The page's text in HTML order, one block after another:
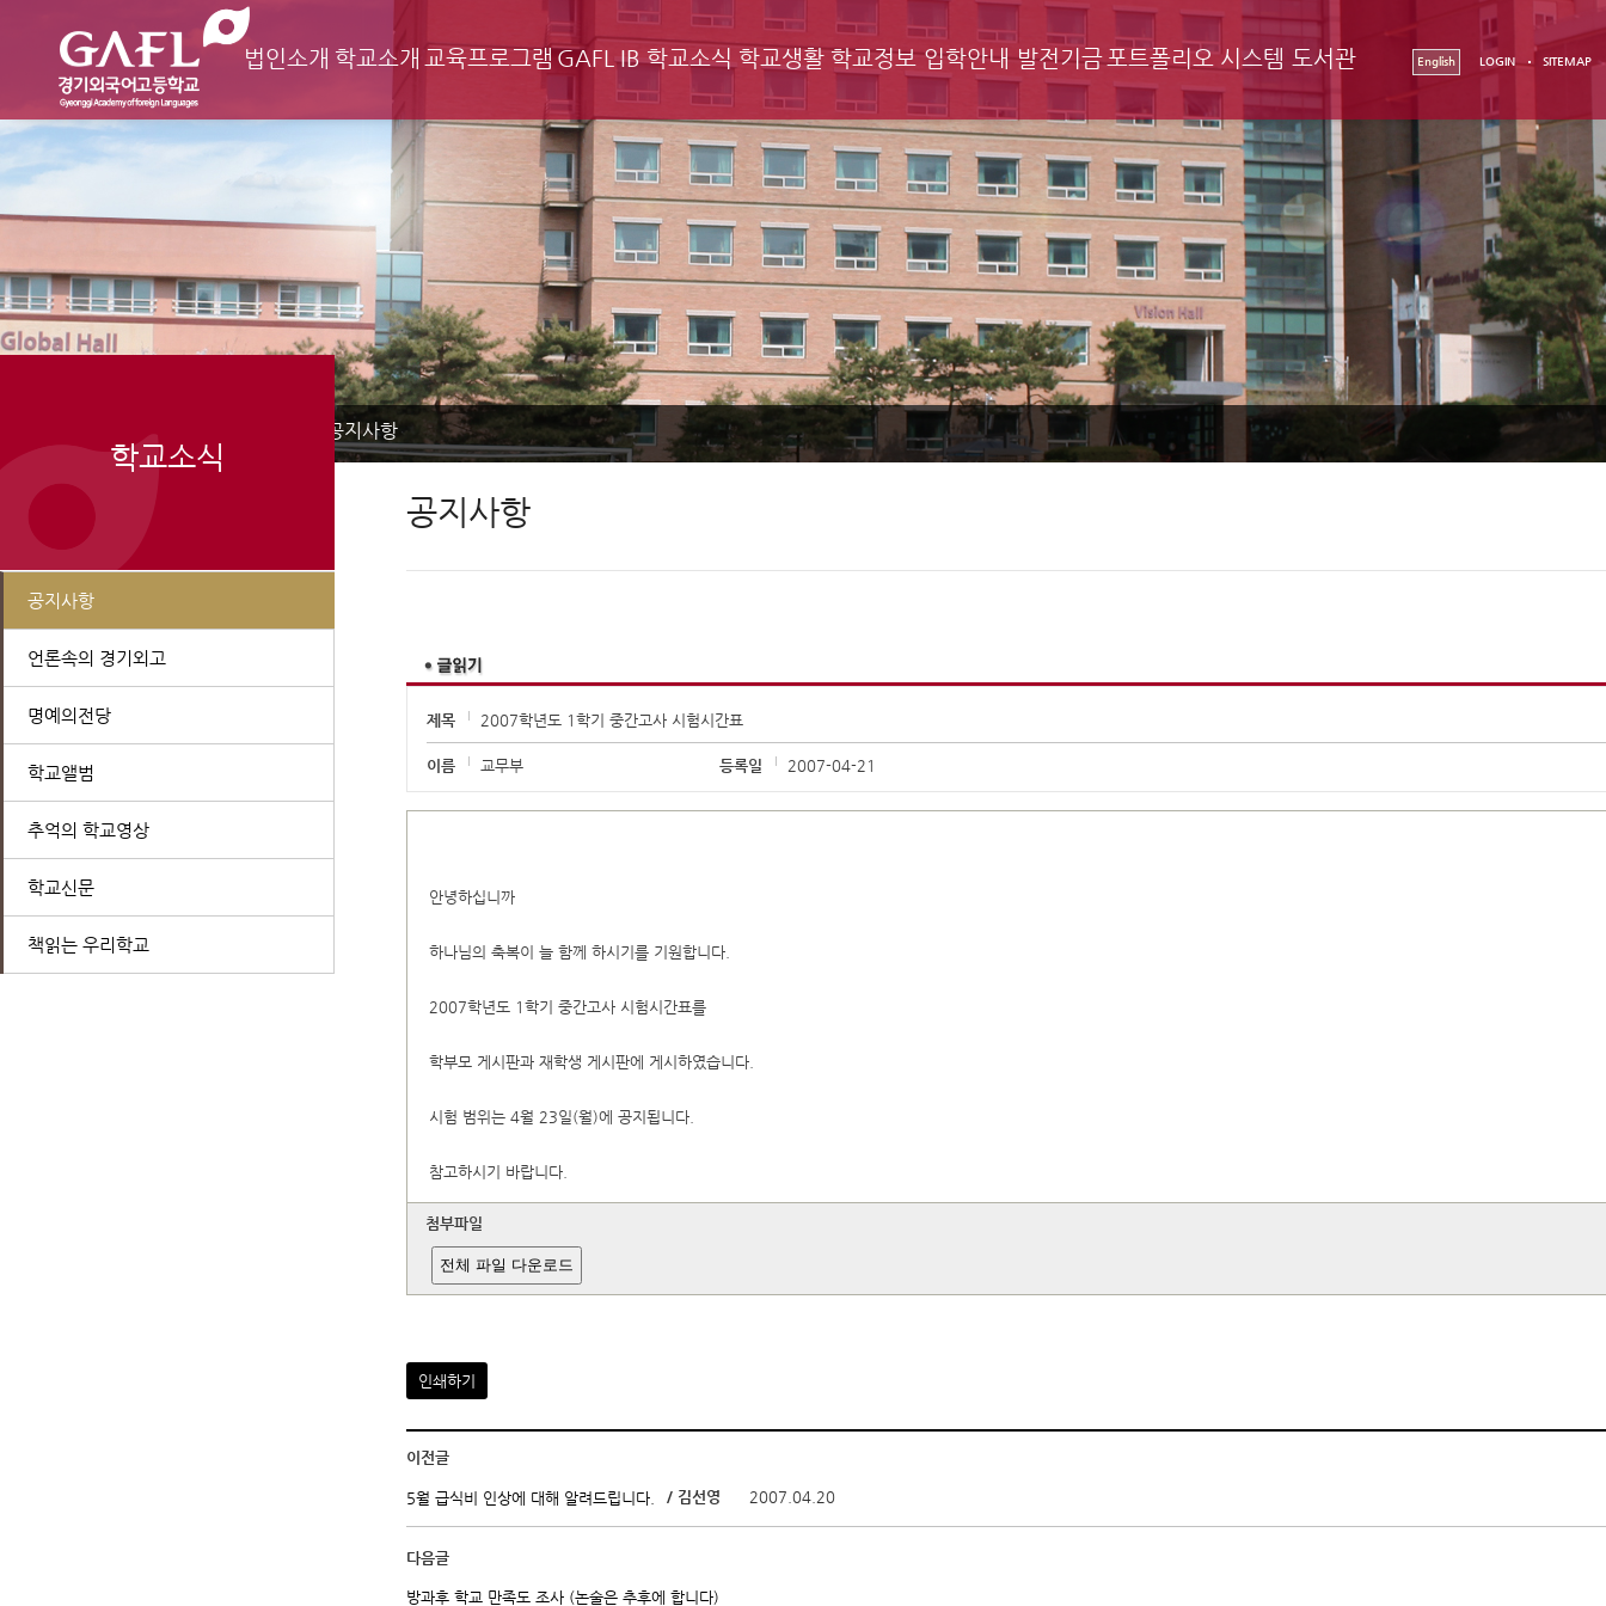
English LOGIN SITEMAP
법인소개 학교소개 교육프로그램 GAFL IB 학교소식 학교생활 학교정보 입학안내 발전기금포트폴리오 시스템 도서관
Home 공지사항
학교소식
공지사항
언론속의 경기외고
명예의전당
학교앨범
추억의 학교영상
학교신문
책읽는 우리학교
공지사항
제목 2007학년도 1학기 중간고사 시험시간표
이름 교무부 등록일 2007-04-21
안녕하십니까
하나님의 축복이 늘 함께 하시기를 기원합니다.
2007학년도 1학기 중간고사 시험시간표를
학부모 게시판과 재학생 게시판에 게시하였습니다.
시험 범위는 4월 23일(월)에 공지됩니다.
참고하시기 바랍니다.
첨부파일
전체 파일 다운로드
인쇄하기
이전글
5월 급식비 인상에 대해 알려드립니다. / 김선영 2007.04.20
다음글
방과후 학교 만족도 조사 (논술은 추후에 합니다)